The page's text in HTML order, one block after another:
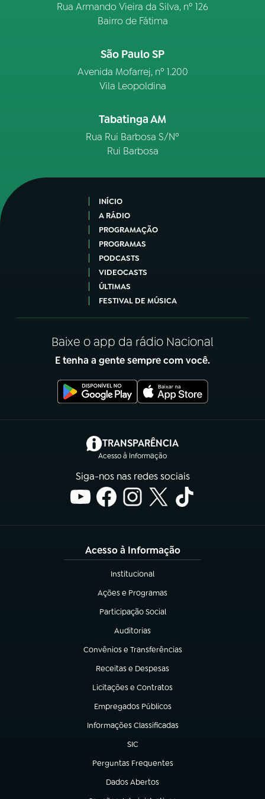
Rua Armando Vieira da Silva, nº 126
Bairro de Fátima
São Paulo SP
Avenida Mofarrej, nº 1.200
Vila Leopoldina
Tabatinga AM
Rua Rui Barbosa S/Nº
Rui Barbosa
INÍCIO
A RÁDIO
PROGRAMAÇÃO
PROGRAMAS
PODCASTS
VIDEOCASTS
ÚLTIMAS
FESTIVAL DE MÚSICA
Baixe o app da rádio Nacional
E tenha a gente sempre com você.
TRANSPARÊNCIA
Acesso à Informação
(abre em nova aba)
Siga-nos nas redes sociais
Acesso à Informação
Institucional
(abre em nova aba)
Ações e Programas
(abre em nova aba)
Participação Social
(abre em nova aba)
Auditorias
(abre em nova aba)
Convênios e Transferências
(abre em nova aba)
Receitas e Despesas
(abre em nova aba)
Licitações e Contratos
(abre em nova aba)
Empregados Públicos
(abre em nova aba)
Informações Classificadas
(abre em nova aba)
SIC
(abre em nova aba)
Perguntas Frequentes
(abre em nova aba)
Dados Abertos
(abre em nova aba)